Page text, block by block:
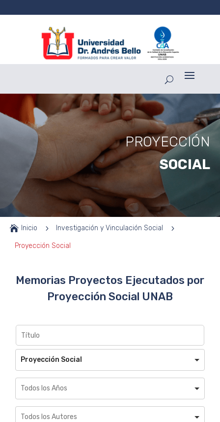
PROYECCIÓN
SOCIAL
 Inicio 5 Investigación y Vinculación Social 5
Proyección Social
Memorias Proyectos Ejecutados por
Proyección Social UNAB
Proyección Social